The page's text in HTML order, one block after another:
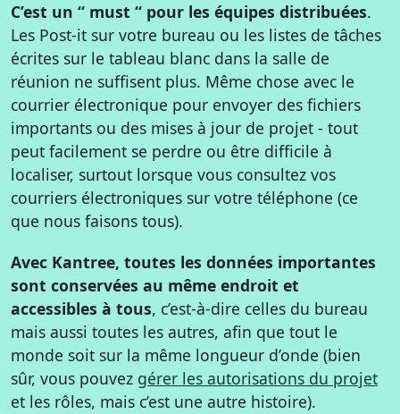
C’est un “ must “ pour les équipes distribuées.
Les Post-it sur votre bureau ou les listes de tâches
écrites sur le tableau blanc dans la salle de
réunion ne suffisent plus. Même chose avec le
courrier électronique pour envoyer des fichiers
importants ou des mises à jour de projet - tout
peut facilement se perdre ou être difficile à
localiser, surtout lorsque vous consultez vos
courriers électroniques sur votre téléphone (ce
que nous faisons tous).
Avec Kantree, toutes les données importantes
sont conservées au même endroit et
accessibles à tous, c’est-à-dire celles du bureau
mais aussi toutes les autres, afin que tout le
monde soit sur la même longueur d’onde (bien
sûr, vous pouvez gérer les autorisations du projet
et les rôles, mais c’est une autre histoire).